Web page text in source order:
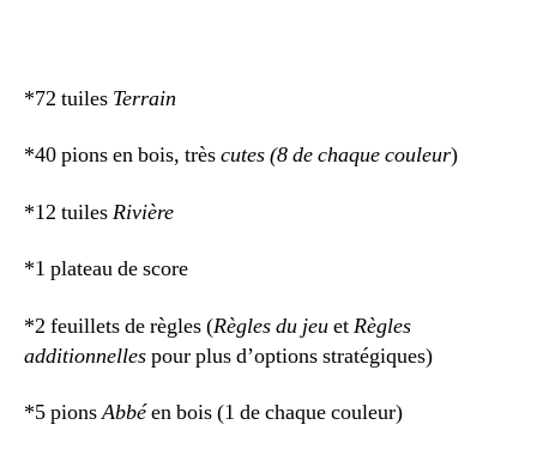
*72 tuiles Terrain
*40 pions en bois, trèscutes (8 de chaque couleur)
*12 tuilesRivière
*1 plateau de score
*2 feuillets de règles (Règles du jeuetRègles
additionnellespour plus d’options stratégiques)
*5 pionsAbbéen bois (1 de chaque couleur)